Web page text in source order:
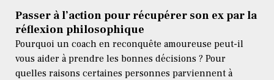
Passer à l’action pour récupérer son ex par la
réflexion philosophique
Pourquoi un coach en reconquête amoureuse peut-il
vous aider à prendre les bonnes décisions ? Pour
quelles raisons certaines personnes parviennent à